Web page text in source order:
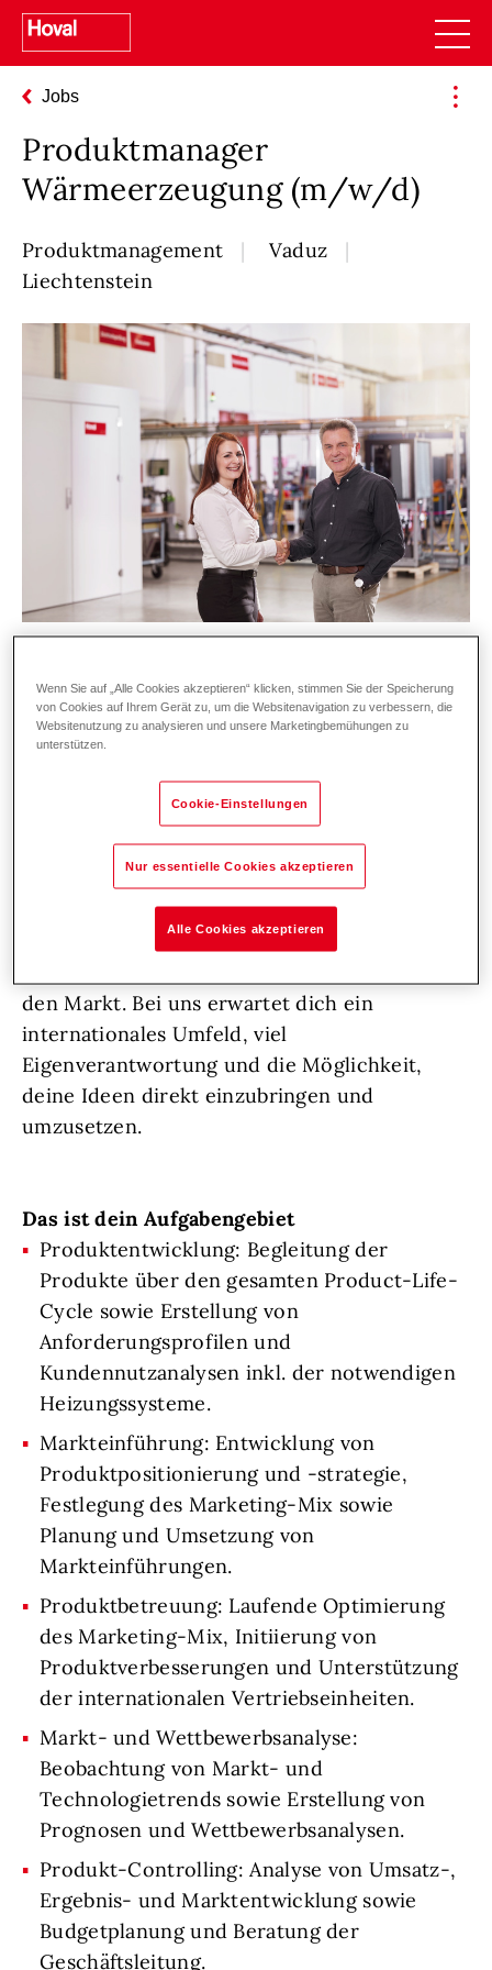
Jobs
Produktmanager
Wärmeerzeugung (m/w/d)
Produktmanagement
Vaduz
Liechtenstein
Innovation in der Heiztechnik!
Technik, Markt und Strategie sind genau dein
Ding? Dann werde Teil unseres Teams und
gestalte die Zukunft der Wärmeerzeugung
mit. In dieser Schlüsselrolle verantwortest du
unsere Produktgruppe für Öl-, Gas- und
Biomasse-Wärmeerzeuger, entwickelst
Produktstrategien, erkennst Markttrends und
den Markt. Bei uns erwartet dich ein
internationales Umfeld, viel
Eigenverantwortung und die Möglichkeit,
deine Ideen direkt einzubringen und
umzusetzen.
Das ist dein Aufgabengebiet
Produktentwicklung: Begleitung der
Produkte über den gesamten Product-Life-
Cycle sowie Erstellung von
Anforderungsprofilen und
Kundennutzanalysen inkl. der notwendigen
Heizungssysteme.
Markteinführung: Entwicklung von
Produktpositionierung und -strategie,
Festlegung des Marketing-Mix sowie
Planung und Umsetzung von
Markteinführungen.
Produktbetreuung: Laufende Optimierung
des Marketing-Mix, Initiierung von
Produktverbesserungen und Unterstützung
der internationalen Vertriebseinheiten.
Markt- und Wettbewerbsanalyse:
Beobachtung von Markt- und
Technologietrends sowie Erstellung von
Prognosen und Wettbewerbsanalysen.
Produkt-Controlling: Analyse von Umsatz-,
Ergebnis- und Marktentwicklung sowie
Budgetplanung und Beratung der
Geschäftsleitung.
Wenn Sie auf „Alle Cookies akzeptieren“ klicken, stimmen Sie der Speicherung
von Cookies auf Ihrem Gerät zu, um die Websitenavigation zu verbessern, die
Websitenutzung zu analysieren und unsere Marketingbemühungen zu
unterstützen.
Cookie-Einstellungen
Nur essentielle Cookies akzeptieren
Alle Cookies akzeptieren